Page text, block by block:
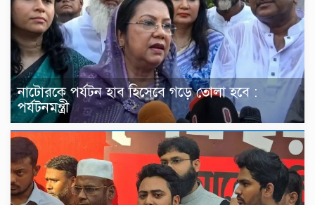
নাটোরকে পর্যটন হাব হিসেবে গড়ে তোলা হবে :
পর্যটনমন্ত্রী